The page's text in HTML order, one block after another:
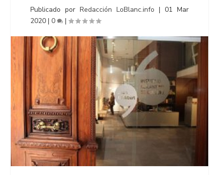
Publicado porRedacción LoBlanc.info | 01 Mar
2020 |0 |